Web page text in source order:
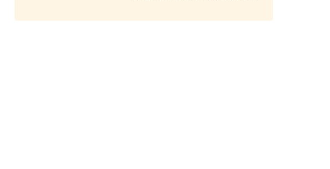
Basilica di San Pietro